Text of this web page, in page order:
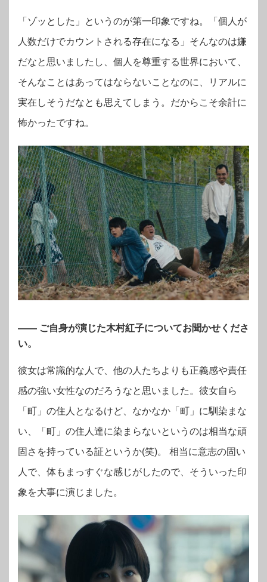
「ゾッとした」というのが第一印象ですね。
「個人が
人数だけでカウントされる存在になる」そんなのは嫌
だなと思いましたし、個人を尊重する世界において、
そんなことはあってはならないことなのに、リアルに
実在しそうだなとも思えてしまう。だからこそ余計に
怖かったですね。
—— ご自身が演じた木村紅子についてお聞かせくださ
い。
彼女は常識的な人で、他の人たちよりも正義感や責任
感の強い女性なのだろうなと思いました。彼女自ら
「町」の住人となるけど、なかなか「町」に馴染まな
い、「町」の住人達に染まらないというのは相当な頑
固さを持っている証というか(笑)。 相当に意志の固い
人で、体もまっすぐな感じがしたので、そういった印
象を大事に演じました。